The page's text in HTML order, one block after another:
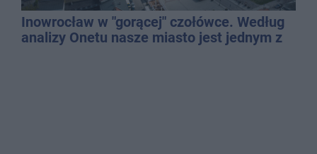
Inowrocław w "gorącej" czołówce. Według
analizy Onetu nasze miasto jest jednym z